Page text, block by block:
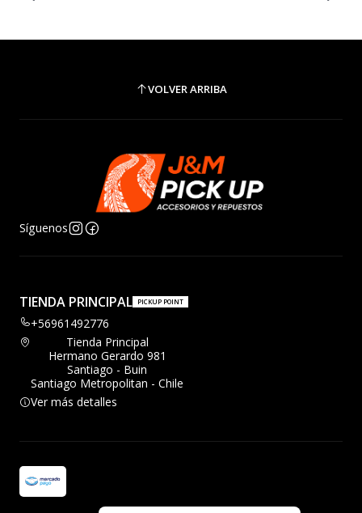
VOLVER ARRIBA
Síguenos
TIENDA PRINCIPAL PICKUP POINT
+56961492776
Tienda Principal
Hermano Gerardo 981
Santiago - Buin
Santiago Metropolitan - Chile
Ver más detalles